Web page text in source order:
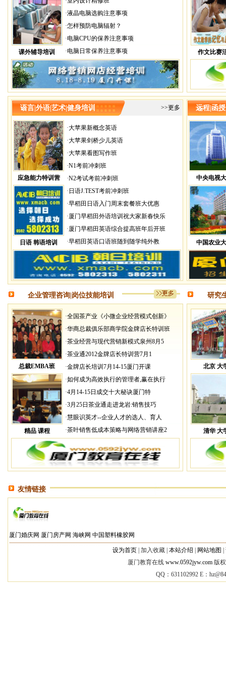
课外辅导培训
·液晶电脑选购注意事项
·怎样预防电脑辐射？
·电脑CPU的保养注意事项
·电脑日常保养注意事项 作文比赛
语言|外语|艺术|健身培训 >>更多
应急能力特训营
日语 韩语培训
·大苹果新概念英语
·大苹果剑桥少儿英语
·大苹果看图写作班
·N1考前冲刺班
·N2考试考前冲刺班
· 日语J.TEST考前冲刺班
·早稻田日语入门周末套餐班大优惠
·厦门早稻田外语培训祝大家新春快乐
·厦门早稻田英语综合提高班年后开班
·早稻田英语口语班随到随学纯外教
远程|函授|
中央电视
中国农业
企业管理咨询|岗位技能培训
总裁EMBA班
精品 课程
·全国茶产业《小微企业经营模式创新》
·华商总裁俱乐部商学院金牌店长特训班
·茶业经营与现代营销新模式泉州8月5
·茶业通2012金牌店长特训营7月1
·金牌店长培训7月14-15厦门开课
·如何成为高效执行的管理者,赢在执行
·4月14-15日成交十大秘诀厦门特
·3月25日茶业通走进龙岩:销售技巧
·慧眼识英才--企业人才的选人、育人
·茶叶销售低成本策略与网络营销讲座2
研究
北京 大
清华 大
友情链接
厦门婚庆网 厦门房产网 海峡网 中国塑料橡胶网
设为首页 加入收藏 | 本站介绍 网站地图
厦门教育在线 www.0592jyw.com版权
QQ：631102992 E：